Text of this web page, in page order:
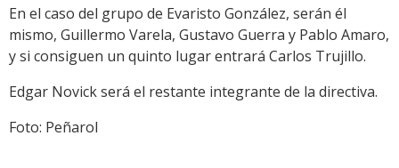
En el caso del grupo de Evaristo González, serán él
mismo, Guillermo Varela, Gustavo Guerra y Pablo Amaro,
y si consiguen un quinto lugar entrará Carlos Trujillo.
Edgar Novick será el restante integrante de la directiva.
Foto: Peñarol